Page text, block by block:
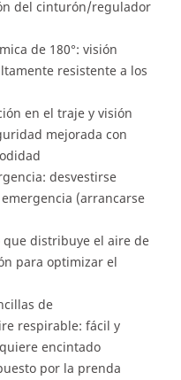
del cinturón/regulador
de 180°: visión
resistente a los
en el traje y visión
mejorada con
desvestirse
(arrancarse
distribuye el aire de
para optimizar el
de
respirable: fácil y
encintado
por la prenda